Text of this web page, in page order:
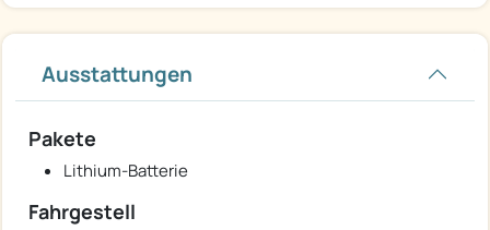
Ausstattungen
Pakete
Lithium-Batterie
Fahrgestell